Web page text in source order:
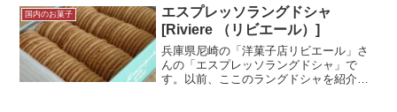
ナで外出を控えている方も多いのか、以
前見聞きした情報と違い...＜続きを読む
＞
国内のお菓子
エスプレッソラングドシャ
[Riviere （リビエール）]
兵庫県尼崎の「洋菓子店リビエール」さ
んの「エスプレッソラングドシャ」で
す。以前、ここのラングドシャを紹介し